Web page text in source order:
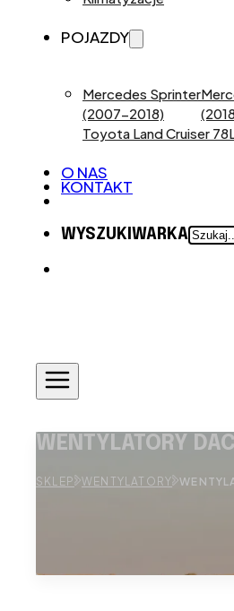
POJAZDY
Mercedes Sprinter
(2007-2018)
Toyota Land Cruiser 78
O NAS
KONTAKT
WYSZUKIWARKA
WENTYLATORY
SKLEP WENTYLATORY